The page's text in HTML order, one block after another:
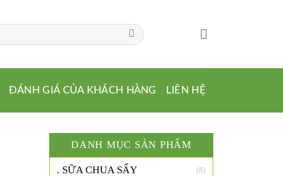
ĐÁNH GIÁ CỦA KHÁCH HÀNG LIÊN HỆ
DANH MỤC SẢN PHẨM
. SỮA CHUA SẤY (8)